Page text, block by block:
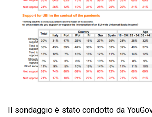
Il sondaggio è stato condotto da